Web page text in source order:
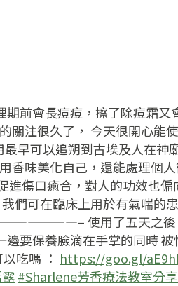
期前會長痘痘，擦了除痘霜又
關注很久了， 今天很開心能
追朔到古埃及人在神廟中
味美化自己，還能處理個
進傷口癒合，對人的功效也偏
們可在臨床上用於有氣喘的
使用了五天之後
邊要保養臉滴在手掌的同時
吃嗎 ： https://goo.gl/
#Sharlene芳香療法教室分享